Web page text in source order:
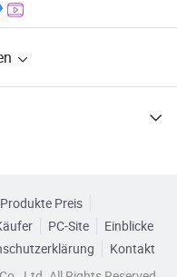
Traktor Hersteller
Preis
PC-Site
Einblicke
Kontakt